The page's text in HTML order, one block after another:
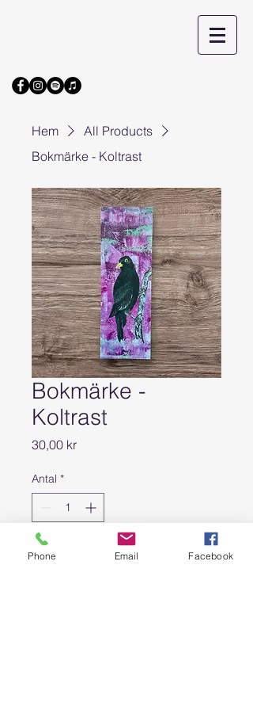
Hem
All Products
Bokmärke - Koltrast
Bokmärke -
Koltrast
30,00 krPris
Antal *
Lägg i kundvagn
Phone Email Facebook